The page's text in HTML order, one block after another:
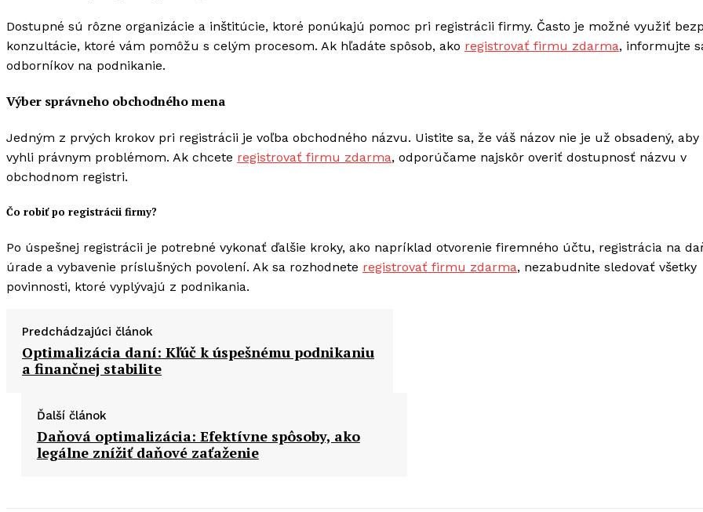
Dostupné sú rôzne organizácie a inštitúcie, ktoré ponúkajú pomoc pri registrácii firmy. Často je možné využiť
konzultácie, ktoré vám pomôžu s celým procesom. Ak hľadáte spôsob, ako registrovať firmu zdarma, informujte
odborníkov na podnikanie.
Výber správneho obchodného mena
Jedným z prvých krokov pri registrácii je voľba obchodného názvu. Uistite sa, že váš názov nie je už obsadený, aby
vyhli právnym problémom. Ak chcete registrovať firmu zdarma, odporúčame najskôr overiť dostupnosť názvu v
obchodnom registri.
Čo robiť po registrácii firmy?
Po úspešnej registrácii je potrebné vykonať ďalšie kroky, ako napríklad otvorenie firemného účtu, registrácia na
úrade a vybavenie príslušných povolení. Ak sa rozhodnete registrovať firmu zdarma, nezabudnite sledovať všetky
povinnosti, ktoré vyplývajú z podnikania.
Predchádzajúci článok
Optimalizácia daní: Kľúč k úspešnému podnikaniu
a finančnej stabilite
Ďalší článok
Daňová optimalizácia: Efektívne spôsoby, ako
legálne znížiť daňové zaťaženie